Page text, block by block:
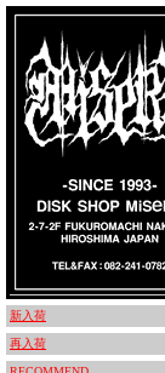
新入荷
再入荷